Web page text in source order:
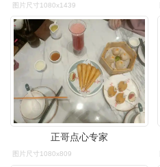
图片尺寸1080x1439
正哥点心专家
图片尺寸1080x809